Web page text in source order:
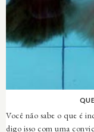
Você não sabe o que é
digo isso com uma